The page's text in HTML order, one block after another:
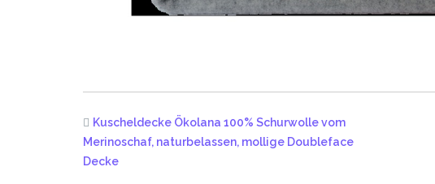
Kuscheldecke Ökolana 100% Schurwolle vom
Merinoschaf, naturbelassen, mollige Doubleface
Decke